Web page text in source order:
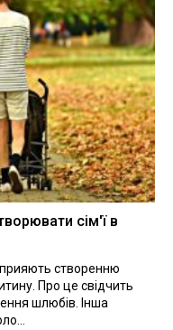
сім'ї в
створенню
Про це свідчить
шлюбів. Інша